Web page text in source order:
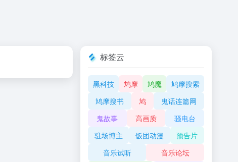
标签云
黑科技 鸩摩 鸠魔
鸠摩搜索
鸠摩搜书
鸠
鬼话连篇网
鬼故事
高画质
骚电台
驻场博主
饭团动漫
预告片
音乐试听
音乐论坛